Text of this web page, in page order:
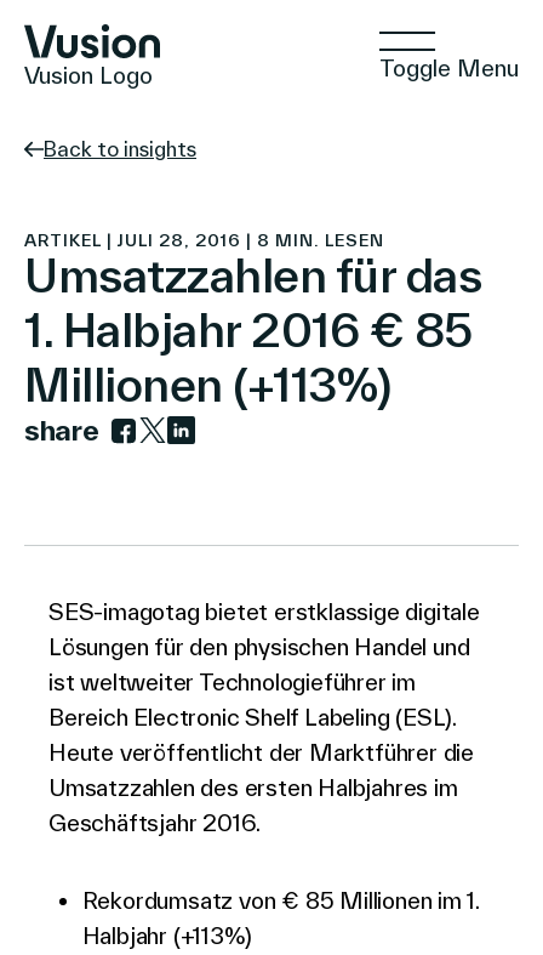
Vusion Logo Toggle Menu
Technologien
Lösungen
Einblicke
Positive Commerce
Über Uns
Kontakt aufnehmen
Suche
Back to insights
ARTIKEL | JULI 28, 2016 | 8 MIN. LESEN
Umsatzzahlen für das
1. Halbjahr 2016 € 85
Millionen (+113%)
share
SES-imagotag bietet erstklassige digitale
Lösungen für den physischen Handel und
ist weltweiter Technologieführer im
Bereich Electronic Shelf Labeling (ESL).
Heute veröffentlicht der Marktführer die
Umsatzzahlen des ersten Halbjahres im
Geschäftsjahr 2016.
Rekordumsatz von € 85 Millionen im 1.
Halbjahr (+113%)